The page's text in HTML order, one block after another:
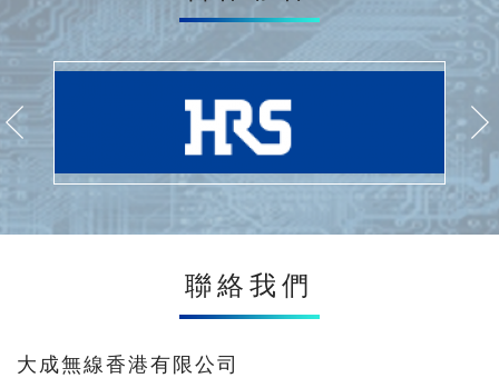
聯絡我們
大成無線香港有限公司